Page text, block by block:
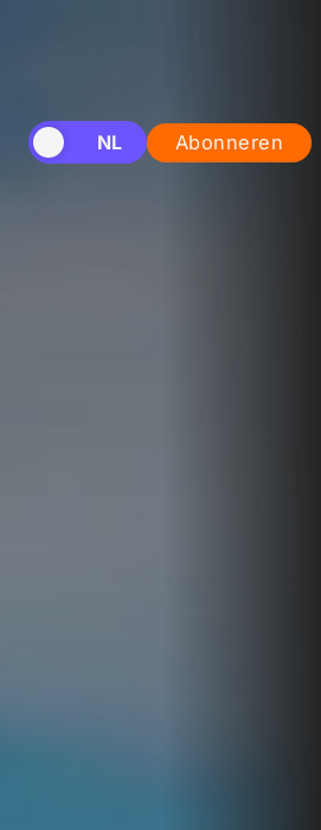
EN NL Abonneren